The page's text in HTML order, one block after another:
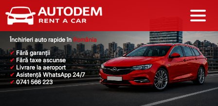
Închirieri auto rapide în România
✔ Fără garanții
✔ Fără taxe ascunse
✔ Livrare la aeroport
✔ Asistență WhatsApp 24/7
✔0741 566 223